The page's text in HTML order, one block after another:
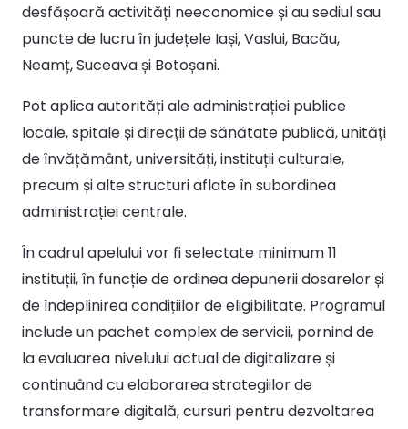
desfășoară activități neeconomice și au sediul sau
puncte de lucru în județele Iași, Vaslui, Bacău,
Neamț, Suceava și Botoșani.
Pot aplica autorități ale administrației publice
locale, spitale și direcții de sănătate publică, unități
de învățământ, universități, instituții culturale,
precum și alte structuri aflate în subordinea
administrației centrale.
În cadrul apelului vor fi selectate minimum 11
instituții, în funcție de ordinea depunerii dosarelor și
de îndeplinirea condițiilor de eligibilitate. Programul
include un pachet complex de servicii, pornind de
la evaluarea nivelului actual de digitalizare și
continuând cu elaborarea strategiilor de
transformare digitală, cursuri pentru dezvoltarea